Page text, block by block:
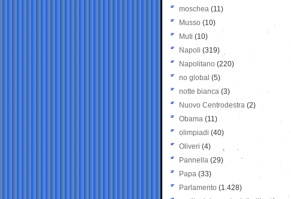
moschea (11)
Musso (10)
Muti (10)
Napoli (319)
Napolitano (220)
no global (5)
notte bianca (3)
Nuovo Centrodestra (2)
Obama (11)
olimpiadi (40)
Oliveri (4)
Pannella (29)
Papa (33)
Parlamento (1.428)